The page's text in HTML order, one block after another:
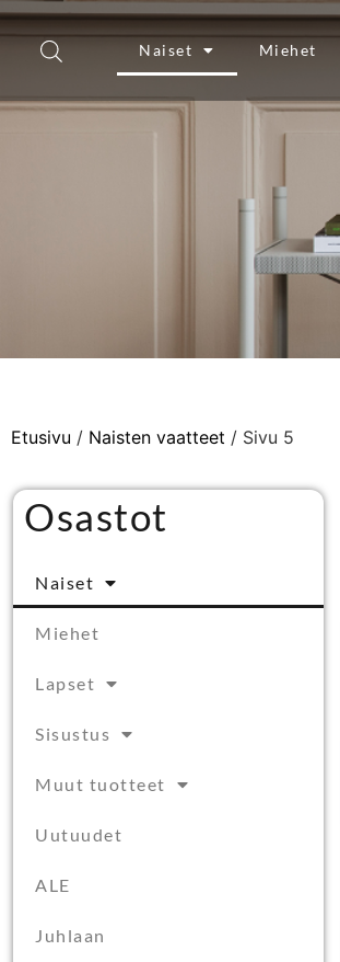
Naiset Miehet
Etusivu / Naisten vaatteet / Sivu 5
Osastot
Naiset
Miehet
Lapset
Sisustus
Muut tuotteet
Uutuudet
ALE
Juhlaan